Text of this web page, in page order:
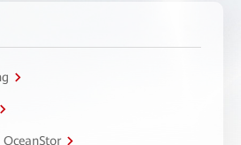
OceanStor